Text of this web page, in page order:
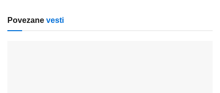
Povezane vesti